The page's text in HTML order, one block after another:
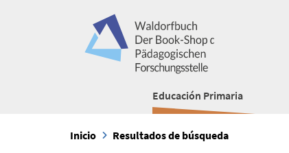
Educación Primaria
Inicio Resultados de búsqueda